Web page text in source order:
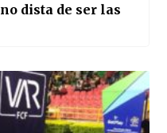
dista de ser las